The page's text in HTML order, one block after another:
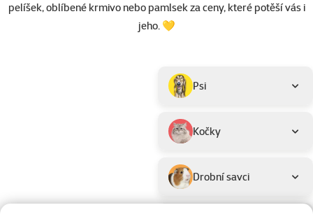
pelíšek, oblíbené krmivo nebo pamlsek za ceny, které potěší vás i
jeho. 💛
Podkategorie
Psi
Kočky
Drobní savci